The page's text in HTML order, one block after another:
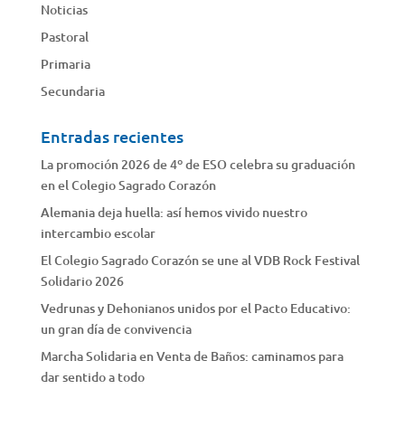
Noticias
Pastoral
Primaria
Secundaria
Entradas recientes
La promoción 2026 de 4º de ESO celebra su graduación
en el Colegio Sagrado Corazón
Alemania deja huella: así hemos vivido nuestro
intercambio escolar
El Colegio Sagrado Corazón se une al VDB Rock Festival
Solidario 2026
Vedrunas y Dehonianos unidos por el Pacto Educativo:
un gran día de convivencia
Marcha Solidaria en Venta de Baños: caminamos para
dar sentido a todo